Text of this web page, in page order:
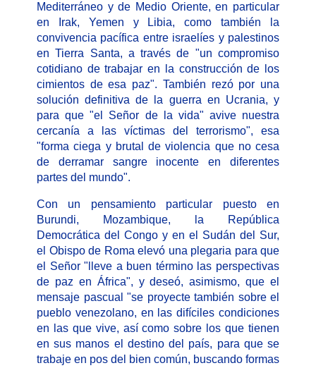
Mediterráneo y de Medio Oriente, en particular
en Irak, Yemen y Libia, como también la
convivencia pacífica entre israelíes y palestinos
en Tierra Santa, a través de "un compromiso
cotidiano de trabajar en la construcción de los
cimientos de esa paz". También rezó por una
solución definitiva de la guerra en Ucrania, y
para que "el Señor de la vida" avive nuestra
cercanía a las víctimas del terrorismo", esa
"forma ciega y brutal de violencia que no cesa
de derramar sangre inocente en diferentes
partes del mundo".
Con un pensamiento particular puesto en
Burundi, Mozambique, la República
Democrática del Congo y en el Sudán del Sur,
el Obispo de Roma elevó una plegaria para que
el Señor "lleve a buen término las perspectivas
de paz en África", y deseó, asimismo, que el
mensaje pascual "se proyecte también sobre el
pueblo venezolano, en las difíciles condiciones
en las que vive, así como sobre los que tienen
en sus manos el destino del país, para que se
trabaje en pos del bien común, buscando formas